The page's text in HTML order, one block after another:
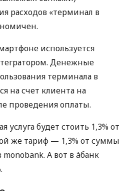
расходов «терминал в
используется
Денежные
терминала в
на счет клиента на
проведения оплаты.
услуга будет стоить 1,3% от
же тариф — 1,3% от суммы
А вот в àбанк